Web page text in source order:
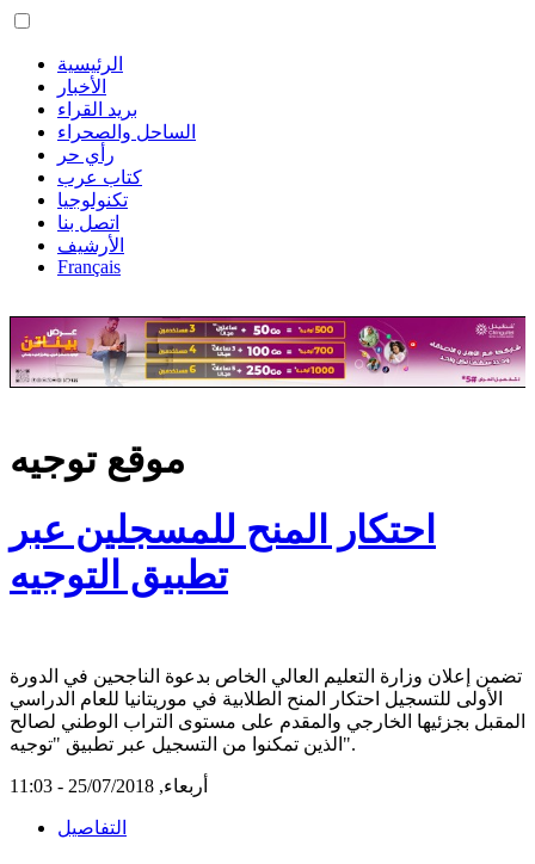
الرئيسية
الأخبار
بريد القراء
الساحل والصحراء
رأي حر
كتاب عرب
تكنولوجيا
اتصل بنا
الأرشيف
Français
موقع توجيه
احتكار المنح للمسجلين عبر
تطبيق التوجيه
تضمن إعلان وزارة التعليم العالي الخاص بدعوة الناجحين في الدورة
الأولى للتسجيل احتكار المنح الطلابية في موريتانيا للعام الدراسي
المقبل بجزئيها الخارجي والمقدم على مستوى التراب الوطني لصالح
الذين تمكنوا من التسجيل عبر تطبيق "توجيه".
أربعاء, 25/07/2018 - 11:03
التفاصيل